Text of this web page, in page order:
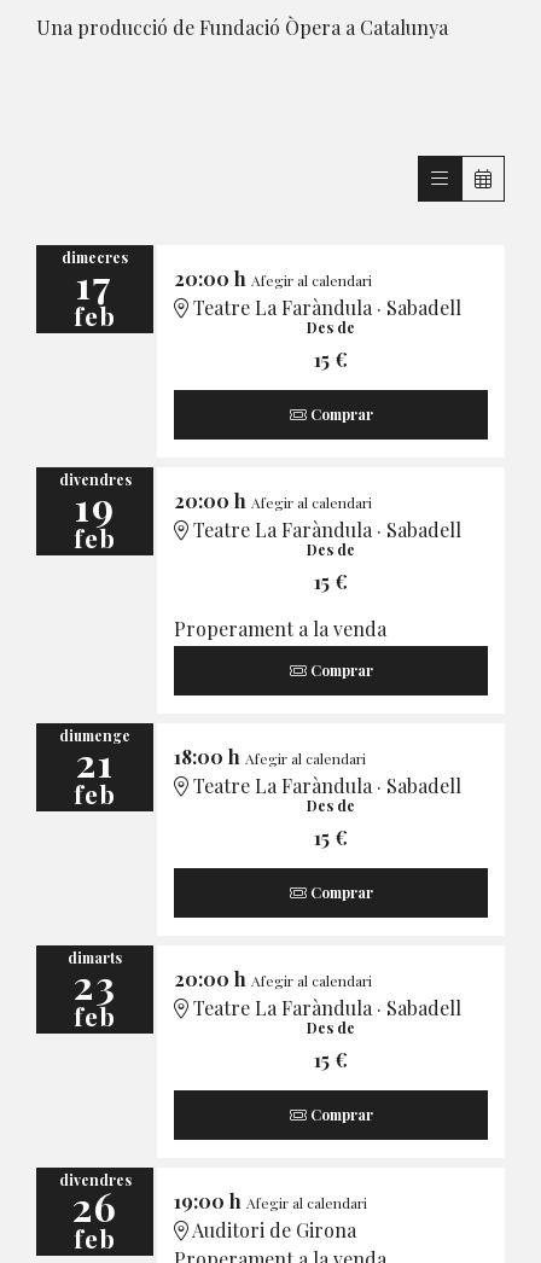
Una producció de Fundació Òpera a Catalunya
dimecres
17
feb
20:00 h Afegir al calendari
Teatre La Faràndula · Sabadell
Des de
15 €
Comprar
divendres
19
feb
20:00 h Afegir al calendari
Teatre La Faràndula · Sabadell
Des de
15 €
Properament a la venda
Comprar
diumenge
21
feb
18:00 h Afegir al calendari
Teatre La Faràndula · Sabadell
Des de
15 €
Comprar
dimarts
23
feb
20:00 h Afegir al calendari
Teatre La Faràndula · Sabadell
Des de
15 €
Comprar
divendres
26
feb
19:00 h Afegir al calendari
Auditori de Girona